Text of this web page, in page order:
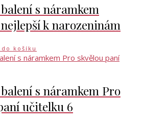
s náramkem
k narozeninám
košíku
s náramkem Pro
učitelku 6